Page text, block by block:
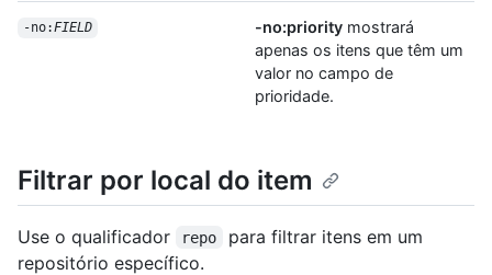
-no:FIELD -no:priority mostrará
apenas os itens que têm um
valor no campo de
prioridade.
Filtrar por local do item
Use o qualificador repo
para filtrar itens em um
repositório específico.